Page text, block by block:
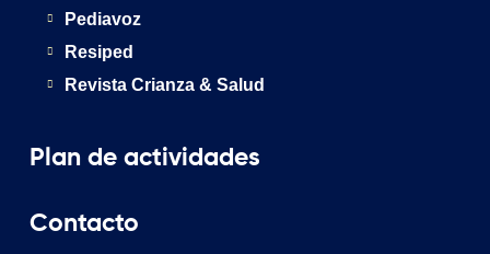
Pediavoz
Resiped
Revista Crianza & Salud
Plan de actividades
Contacto